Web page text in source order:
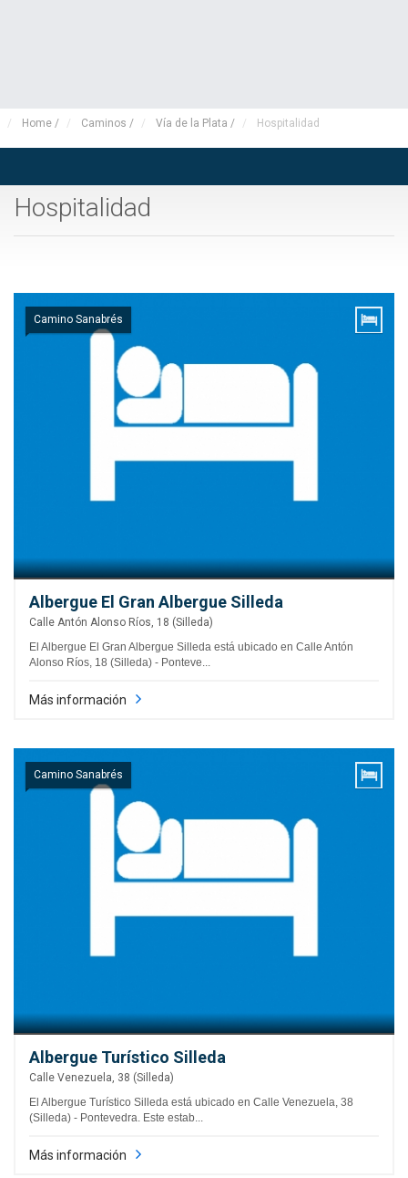
Home / Caminos / Vía de la Plata / Hospitalidad
Hospitalidad
Camino Sanabrés
Albergue El Gran Albergue Silleda
Calle Antón Alonso Ríos, 18 (Silleda)
El Albergue El Gran Albergue Silleda está ubicado en Calle Antón
Alonso Ríos, 18 (Silleda) - Ponteve...
Más información
Camino Sanabrés
Albergue Turístico Silleda
Calle Venezuela, 38 (Silleda)
El Albergue Turístico Silleda está ubicado en Calle Venezuela, 38
(Silleda) - Pontevedra. Este estab...
Más información